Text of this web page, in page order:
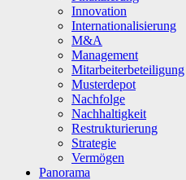
Innovation
Internationalisierung
M&A
Management
Mitarbeiterbeteiligung
Musterdepot
Nachfolge
Nachhaltigkeit
Restrukturierung
Strategie
Vermögen
Panorama